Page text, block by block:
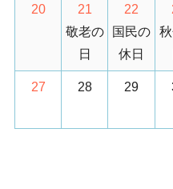
20
21
敬老の
日
22
国民の
休日
27 28 29